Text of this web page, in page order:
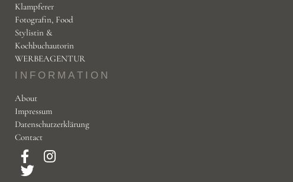
Klampferer
Fotografin, Food
Stylistin &
Kochbuchautorin
WERBEAGENTUR
INFORMATION
About
Impressum
Datenschutzerklärung
Contact